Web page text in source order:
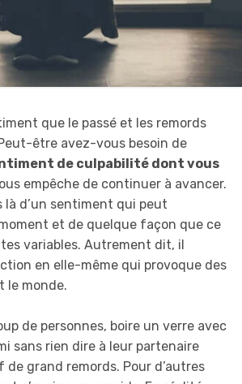
que le passé et les remords
être avez-vous besoin de
de culpabilité dont vous
empêche de continuer à avancer.
là d’un sentiment qui peut
et de quelque façon que ce
variables. Autrement dit, il
en elle-même qui provoque des
le monde.
de personnes, boire un verre avec
sans rien dire à leur partenaire
grand remords. Pour d’autres